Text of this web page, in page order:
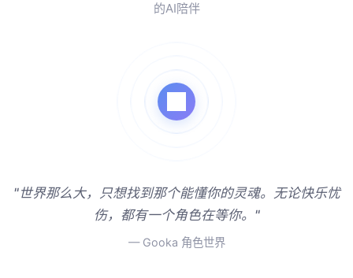
的AI陪伴
"世界那么大，只想找到那个能懂你的灵魂。无论快乐忧
伤，都有一个角色在等你。"
— Gooka 角色世界